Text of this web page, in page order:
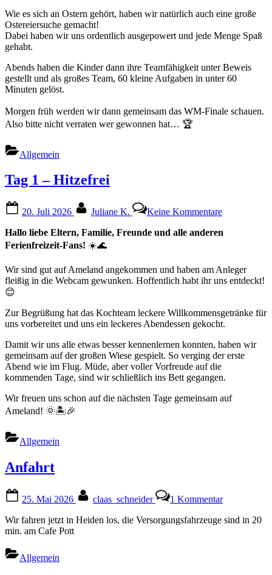
Wie es sich an Ostern gehört, haben wir natürlich auch eine große
Ostereiersuche gemacht!
Dabei haben wir uns ordentlich ausgepowert und jede Menge Spaß
gehabt.
Abends haben die Kinder dann ihre Teamfähigkeit unter Beweis
gestellt und als großes Team, 60 kleine Aufgaben in unter 60
Minuten gelöst.
Morgen früh werden wir dann gemeinsam das WM-Finale schauen.
Also bitte nicht verraten wer gewonnen hat… 🏆
Allgemein
Tag 1 – Hitzefrei
on
20. Juli 2026 Juliane K. Keine KommentareTag
–
Hallo liebe Eltern, Familie, Freunde und alle anderen
Ferienfreizeit-Fans! ☀️🌊
Wir sind gut auf Ameland angekommen und haben am Anleger
fleißig in die Webcam gewunken. Hoffentlich habt ihr uns entdeckt!
😊
Zur Begrüßung hat das Kochteam leckere Willkommensgetränke für
uns vorbereitet und uns ein leckeres Abendessen gekocht.
Damit wir uns alle etwas besser kennenlernen konnten, haben wir
gemeinsam auf der großen Wiese gespielt. So verging der erste
Abend wie im Flug. Müde, aber voller Vorfreude auf die
kommenden Tage, sind wir schließlich ins Bett gegangen.
Wir freuen uns schon auf die nächsten Tage gemeinsam auf
Ameland! 🌞🏝️🎉
Allgemein
Anfahrt
on
25. Mai 2026 claas_schneider 1 KommentarAnfahrt
Wir fahren jetzt in Heiden los, die Versorgungsfahrzeuge sind in 20
min. am Cafe Pott
Allgemein